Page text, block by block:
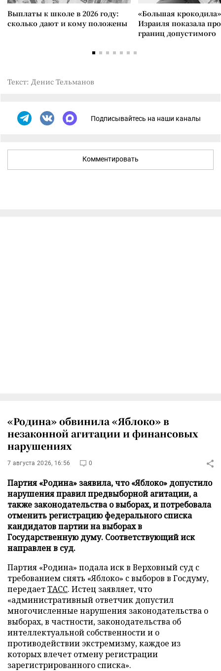
Выплаты к школе в 2026 году:
сколько дают и кому положены
«Большая
Израиля показала
границ допустимого
Текст: Денис Тельманов
Подписывайтесь на наши каналы
Комментировать
«Родина» обвинила «Яблоко» в
незаконной агитации и финансовых
нарушениях
7 августа 2026, 16:56 0
Партия «Родина» заявила, что «Яблоко» допустило
нарушения правил предвыборной агитации, а
также законодательства о выборах, и потребовала
отменить регистрацию федерального списка
кандидатов партии на выборах в
Государственную думу. Соответствующий иск
направлен в суд.
Партия «Родина» подала иск в Верховный суд с
требованием снять «Яблоко» с выборов в Госдуму,
передаетТАСС. Истец заявляет, что
«административный ответчик допустил
многочисленные нарушения законодательства о
выборах, в частности, законодательства об
интеллектуальной собственности и о
противодействии экстремизму, каждое из
которых влечет отмену регистрации
зарегистрированного списка».